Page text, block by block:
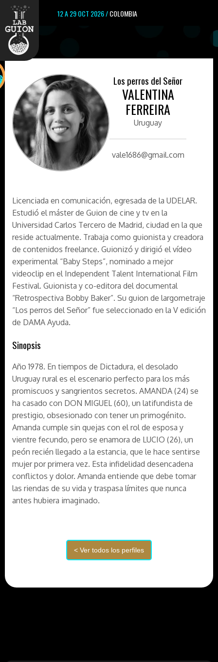
12 A 29 OCT 2026 /COLOMBIA
Los perros del Señor
VALENTINA
FERREIRA
Uruguay
vale1686@gmail.com
Licenciada en comunicación, egresada de la UDELAR.
Estudió el máster de Guion de cine y tv en la
Universidad Carlos Tercero de Madrid, ciudad en la que
reside actualmente. Trabaja como guionista y creadora
de contenidos freelance. Guionizó y dirigió el vídeo
experimental “Baby Steps”, nominado a mejor
videoclip en el Independent Talent International Film
Festival. Guionista y co-editora del documental
“Retrospectiva Bobby Baker”. Su guion de largometraje
“Los perros del Señor” fue seleccionado en la V edición
de DAMA Ayuda.
Sinopsis
Año 1978. En tiempos de Dictadura, el desolado
Uruguay rural es el escenario perfecto para los más
promiscuos y sangrientos secretos. AMANDA (24) se
ha casado con DON MIGUEL (60), un latifundista de
prestigio, obsesionado con tener un primogénito.
Amanda cumple sin quejas con el rol de esposa y
vientre fecundo, pero se enamora de LUCIO (26), un
peón recién llegado a la estancia, que le hace sentirse
mujer por primera vez. Esta infidelidad desencadena
conflictos y dolor. Amanda entiende que debe tomar
las riendas de su vida y traspasa límites que nunca
antes hubiera imaginado.